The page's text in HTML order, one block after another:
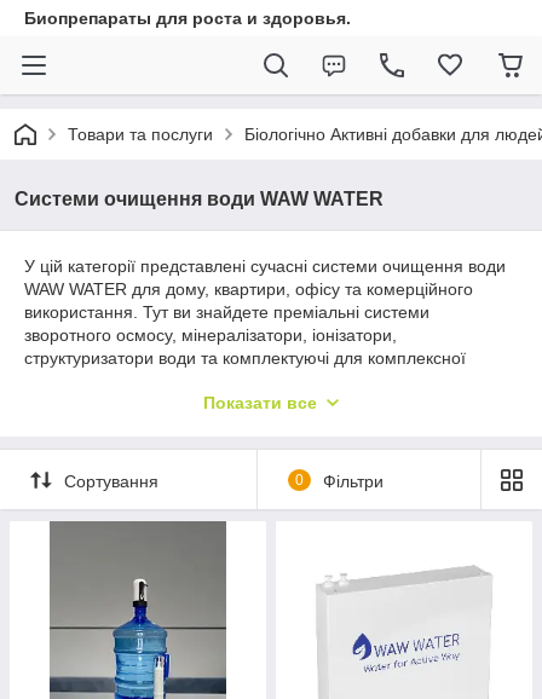
Биопрепараты для роста и здоровья.
Товари та послуги Біологічно Активні добавки для
Системи очищення води WAW WATER
У цій категорії представлені сучасні системи очищення води
WAW WATER для дому, квартири, офісу та комерційного
використання. Тут ви знайдете преміальні системи
зворотного осмосу, мінералізатори, іонізатори,
структуризатори води та комплектуючі для комплексної
Системи WAW WATER поєднують багаторівневу фільтрацію,
воду від хлору, важких металів, механічних домішок та
небажаних сполук, покращуючи смак і якість води для
Показати все
Сортування 0 Фільтри